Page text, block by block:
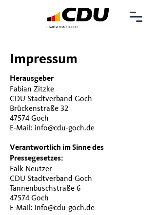
Impressum
Herausgeber
Fabian Zitzke
CDU Stadtverband Goch
Brückenstraße 32
47574 Goch
E-Mail: info@cdu-goch.de
Verantwortlich im Sinne des
Pressegesetzes:
Falk Neutzer
CDU Stadtverband Goch
Tannenbuschstraße 6
47574 Goch
E-Mail: info@cdu-goch.de